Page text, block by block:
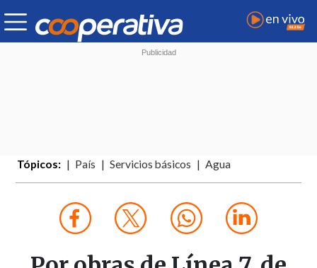
Tópicos: País Servicios básicos Agua